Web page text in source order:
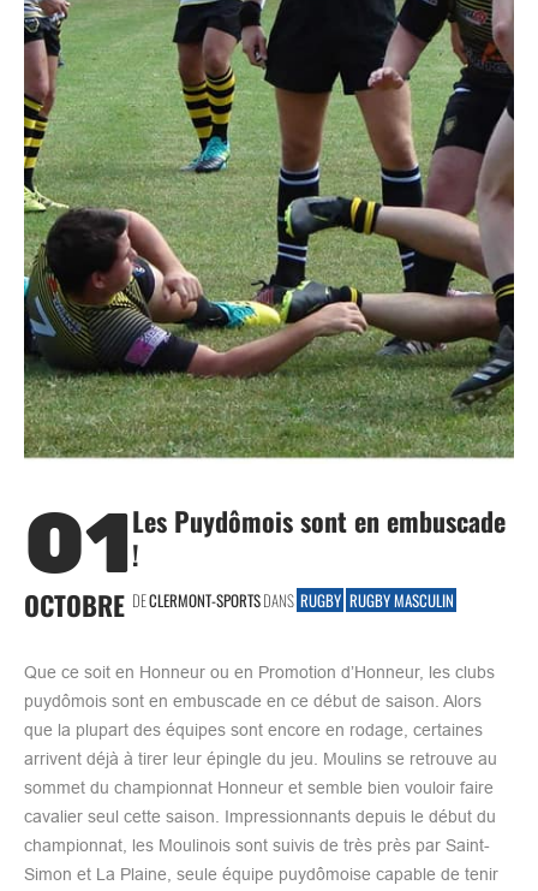
01
OCTOBRE
Les Puydômois sont en embuscade
!
DECLERMONT-SPORTSDANS RUGBY RUGBY MASCULIN
Que ce soit en Honneur ou en Promotion d’Honneur, les clubs
puydômois sont en embuscade en ce début de saison. Alors
que la plupart des équipes sont encore en rodage, certaines
arrivent déjà à tirer leur épingle du jeu. Moulins se retrouve au
sommet du championnat Honneur et semble bien vouloir faire
cavalier seul cette saison. Impressionnants depuis le début du
championnat, les Moulinois sont suivis de très près par Saint-
Simon et La Plaine, seule équipe puydômoise capable de tenir